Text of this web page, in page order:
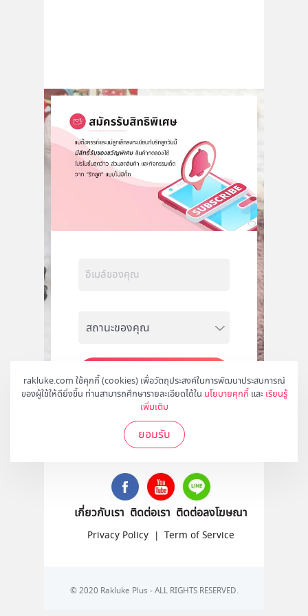
rakluke.com ใช้คุกกี้ (cookies) เพื่อวัตถุประสงค์ในการพัฒนาประสบการณ์
ของผู้ใช้ให้ดียิ่งขึ้น ท่านสามารถศึกษารายละเอียดได้ใน นโยบายคุกกี้ และ เรียนรู้
เพิ่มเติม
ยอมรับ
สมัคร
ติดตามเราได้ที่
เกี่ยวกับเรา ติดต่อเรา ติดต่อลงโฆษณา
Privacy Policy | Term of Service
© 2020 Rakluke Plus - ALL RIGHTS RESERVED.